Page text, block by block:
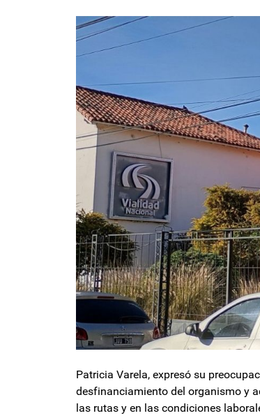
Patricia Varela, expresó su
desfinanciamiento del organismo y
las rutas y en las condiciones